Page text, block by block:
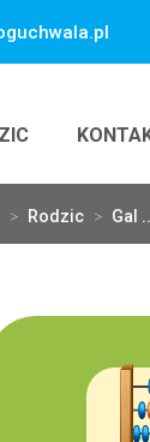
> Rodzic > Gal